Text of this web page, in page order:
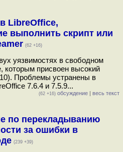
LibreOffice,
выполнить скрипт или
(62 +16)
уязвимостях в свободном
которым присвоен высокий
Проблемы устранены в
7.6.4 и 7.5.9...
(62 +16) обсуждение | весь текст
по перекладыванию
за ошибки в
(239 +39)